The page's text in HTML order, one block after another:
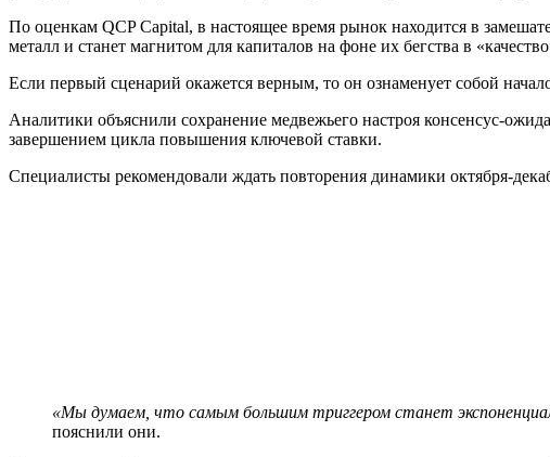
По оценкам QCP Capital, в настоящее время рынок находится в
металл и станет магнитом для капиталов на фоне их бегства в
Если первый сценарий окажется верным, то он ознаменует собой
Аналитики объяснили сохранение медвежьего настроя консенсус-
завершением цикла повышения ключевой ставки.
Специалисты рекомендовали ждать повторения динамики октября-
«Мы думаем, что самым большим триггером станет
пояснили они.